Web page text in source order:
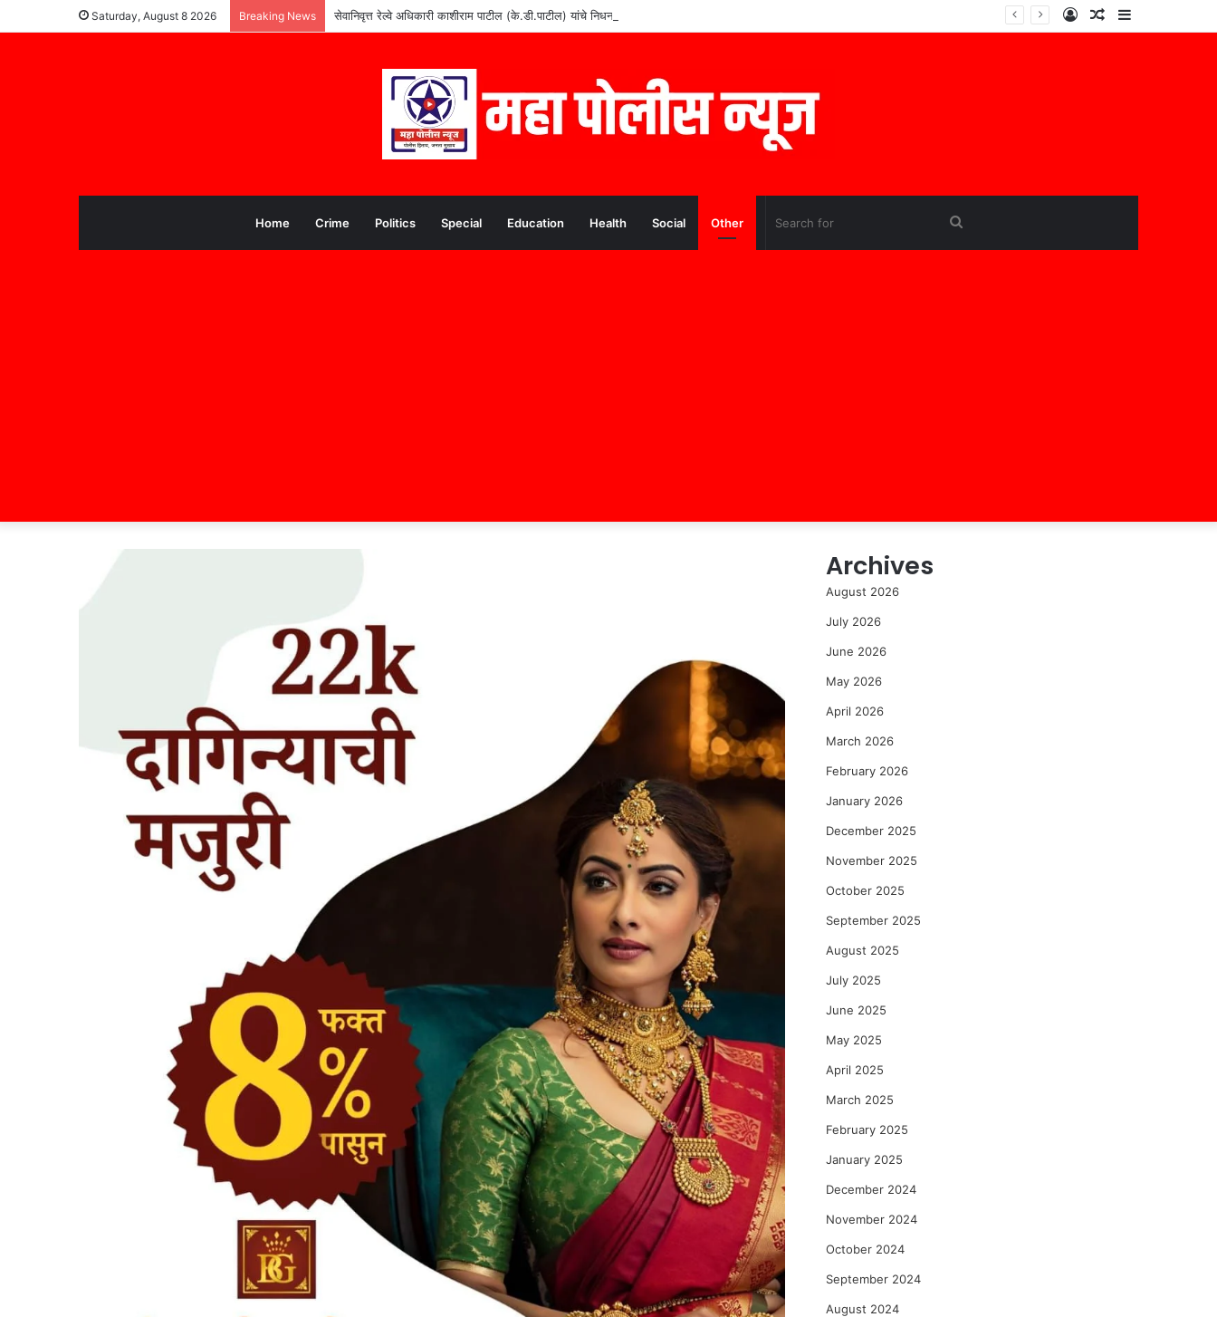
Saturday, August 8 2026 Breaking News सेवानिवृत्त रेल्वे अधिकारी काशीराम पाटील (के.डी.पाटील) यांचे निधन Sidebar
Random
Log
Home Crime Politics Special Education Health Social Other
Archives
August 2026
July 2026
June 2026
May 2026
April 2026
March 2026
February 2026
January 2026
December 2025
November 2025
October 2025
September 2025
August 2025
July 2025
June 2025
May 2025
April 2025
March 2025
February 2025
January 2025
December 2024
November 2024
October 2024
September 2024
August 2024